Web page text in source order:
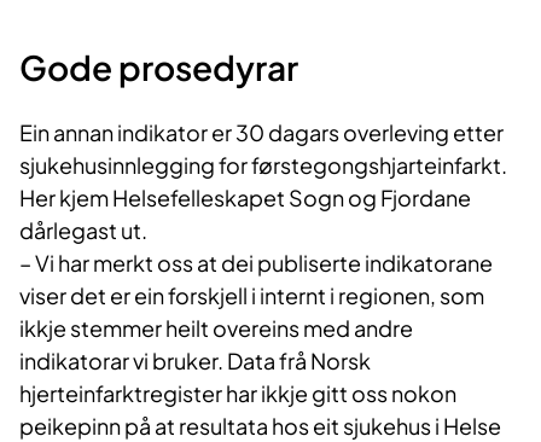
Gode prosedyrar
Ein annan indikator er 30 dagars overleving etter
sjukehusinnlegging for førstegongshjarteinfarkt.
Her kjem Helsefelleskapet Sogn og Fjordane
dårlegast ut.
– Vi har merkt oss at dei publiserte indikatorane
viser det er ein forskjell i internt i regionen, som
ikkje stemmer heilt overeins med andre
indikatorar vi bruker. Data frå Norsk
hjerteinfarktregister har ikkje gitt oss nokon
peikepinn på at resultata hos eit sjukehus i Helse